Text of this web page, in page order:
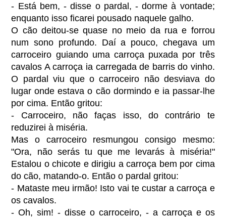
- Está bem, - disse o pardal, - dorme à vontade;
enquanto isso ficarei pousado naquele galho.
O cão deitou-se quase no meio da rua e forrou
num sono profundo. Daí a pouco, chegava um
carroceiro guiando uma carroça puxada por três
cavalos A carroça ia carregada de barris do vinho.
O pardal viu que o carroceiro não desviava do
lugar onde estava o cão dormindo e ia passar-lhe
por cima. Então gritou:
- Carroceiro, não faças isso, do contrário te
reduzirei à miséria.
Mas o carroceiro resmungou consigo mesmo:
"Ora, não serás tu que me levarás à miséria!"
Estalou o chicote e dirigiu a carroça bem por cima
do cão, matando-o. Então o pardal gritou:
- Mataste meu irmão! Isto vai te custar a carroça e
os cavalos.
- Oh, sim! - disse o carroceiro, - a carroça e os